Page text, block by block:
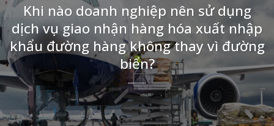
Khi nào doanh nghiệp nên sử dụng
dịch vụ giao nhận hàng hóa xuất nhập
khẩu đường hàng không thay vì đường
biển?